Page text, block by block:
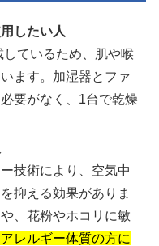
したい人
ているため、肌や喉
ます。加湿器とファ
要がなく、1台で乾燥
技術により、空気中
抑える効果がありま
、花粉やホコリに敏
レルギー体質の方に